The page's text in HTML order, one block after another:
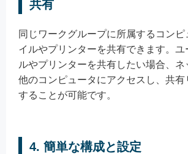
共有
同じワークグループに所属するコン
イルやプリンターを共有できます。ユ
ルやプリンターを共有したい場合、
他のコンピュータにアクセスし、共有
することが可能です。
4. 簡単な構成と設定